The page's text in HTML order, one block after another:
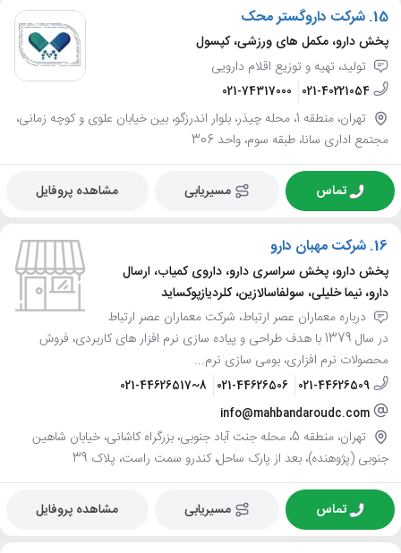
15. شرکت داروگستر محک
پخش دارو، مکمل های ورزشی، کپسول
تولید، تهیه و توزیع اقلام دارویی
021-40221054
021-74317000
تهران، منطقه 1، محله چیذر، بلوار اندرزگو، بین خیابان علوی و کوچه زمانی،
مجتمع اداری سانا، طبقه سوم، واحد 306
تماس مسیریابی مشاهده پروفایل
16. شرکت مهبان دارو
پخش دارو، پخش سراسری دارو، داروی کمیاب، ارسال
دارو، نیما خلیلی، سولفاسالازین، کلردیازپوکساید
درباره معماران عصر ارتباط، شرکت معماران عصر ارتباط
در سال 1379 با هدف طراحی و پیاده سازی نرم افزار های کاربردی، فروش
محصولات نرم افزاری، بومی سازی نرم...
021-44626509
021-44626506
021-44626517~8
info@mahbandaroudc.com
تهران، منطقه 5، محله جنت آباد جنوبی، بزرگراه کاشانی، خیابان شاهین
جنوبی (پژوهنده)، بعد از پارک ساحل، کندرو سمت راست، پلاک 39
تماس مسیریابی مشاهده پروفایل